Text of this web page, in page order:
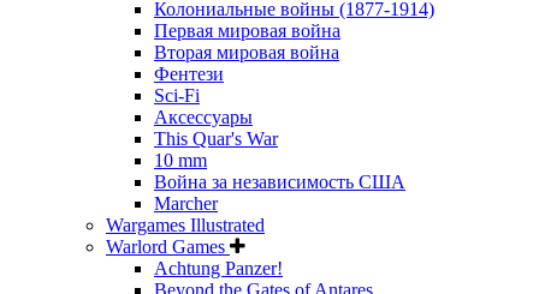
Колониальные войны (1877-1914)
Первая мировая война
Вторая мировая война
Фентези
Sci-Fi
Аксессуары
This Quar's War
10 mm
Война за независимость США
Marcher
Wargames Illustrated
Warlord Games
Achtung Panzer!
Beyond the Gates of Antares